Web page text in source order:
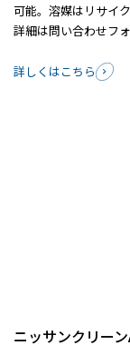
可能。溶媒はリサイク
詳細は問い合わせフ
詳しくはこちら
ニッサンクリー